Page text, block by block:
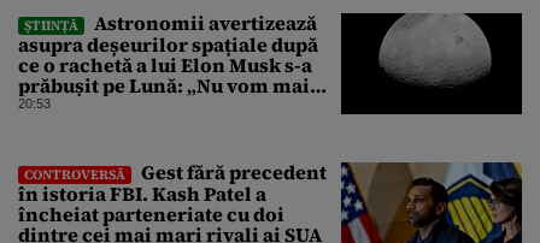
ȘTIINȚĂ
Astronomii avertizează
asupra deșeurilor spațiale după
ce o rachetă a lui Elon Musk s-a
prăbușit pe Lună: „Nu vom mai
putea efectua zboruri spațiale”
20:53
CONTROVERSĂ
Gest fără precedent
în istoria FBI. Kash Patel a
încheiat parteneriate cu doi
dintre cei mai mari rivali ai SUA